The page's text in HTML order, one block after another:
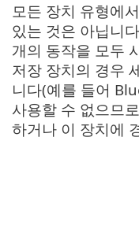
모든 장치 유형에
있는 것은 아닙니
개의 동작을 모두
저장 장치의 경우
니다(예를 들어
사용할 수 없으므
하거나 이 장치에